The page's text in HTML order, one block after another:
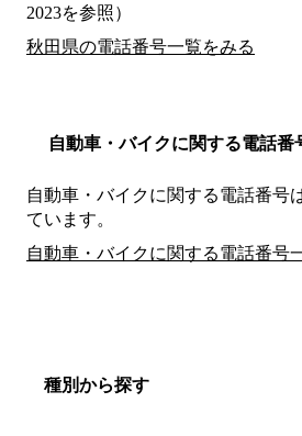
2023を参照）
秋田県の電話番号一覧をみる
自動車・バイクに関する電話番
自動車・バイクに関する電話番号
ています。
自動車・バイクに関する電話番号
種別から探す